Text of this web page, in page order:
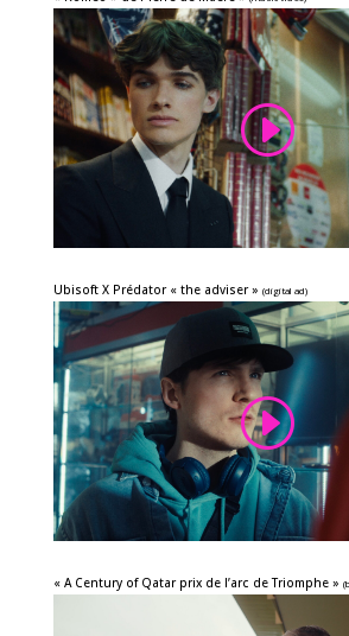
Ubisoft X Prédator « the adviser » (digital ad)
« A Century of Qatar prix de l’arc de Triomphe »